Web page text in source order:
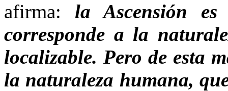
afirma: la Ascensión
corresponde a la
localizable. Pero de esta
la naturaleza humana,